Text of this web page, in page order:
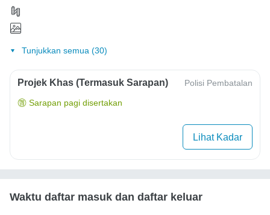
Tunjukkan semua (30)
Projek Khas (Termasuk Sarapan) Polisi Pembatalan
Sarapan pagi disertakan
Lihat Kadar
Waktu daftar masuk dan daftar keluar